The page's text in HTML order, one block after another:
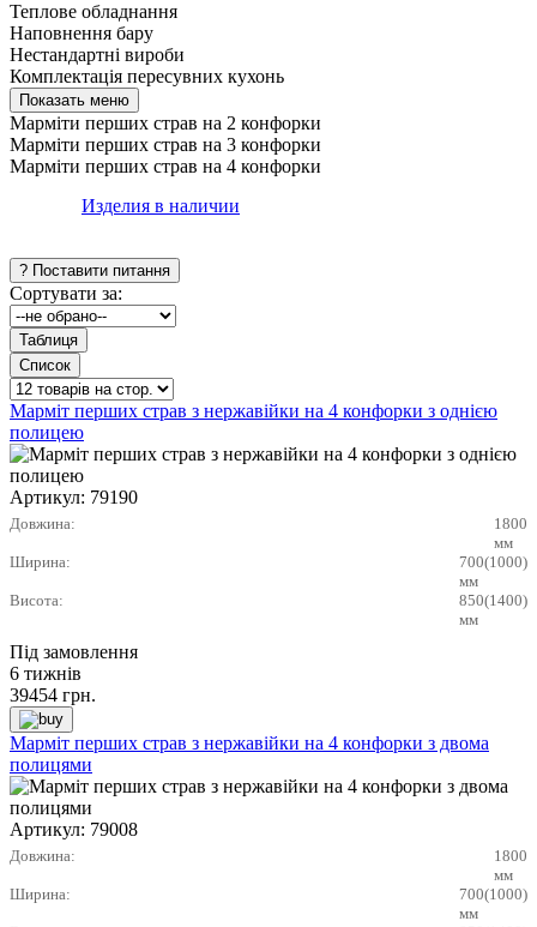
Теплове обладнання
Наповнення бару
Нестандартні вироби
Комплектація пересувних кухонь
Марміти перших страв на 2 конфорки
Марміти перших страв на 3 конфорки
Марміти перших страв на 4 конфорки
Изделия в наличии
Сортувати за:
Марміт перших страв з нержавійки на 4 конфорки з однією
полицею
Артикул: 79190
Довжина:
1800
мм
Ширина:
700(1000)
мм
Висота:
850(1400)
мм
Під замовлення
6 тижнів
39454 грн.
Марміт перших страв з нержавійки на 4 конфорки з двома
полицями
Артикул: 79008
Довжина:
1800
мм
Ширина:
700(1000)
мм